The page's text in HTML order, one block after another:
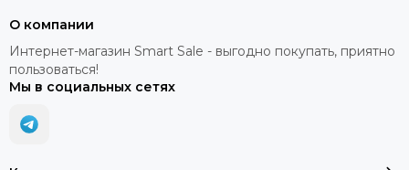
О компании
Интернет-магазин Smart Sale - выгодно покупать, приятно
пользоваться!
Мы в социальных сетях